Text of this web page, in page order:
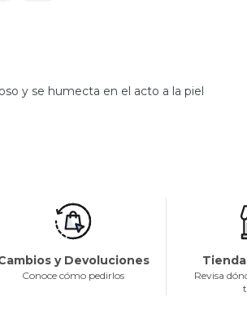
y se humecta en el acto a la piel
y Devoluciones
Conoce cómo pedirlos
Revisa